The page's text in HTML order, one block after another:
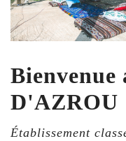
Bienvenue
D'AZROU
Établissement